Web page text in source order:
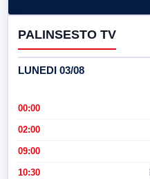
PALINSESTO TV
LUNEDI 03/08
00:00
02:00
09:00
10:30